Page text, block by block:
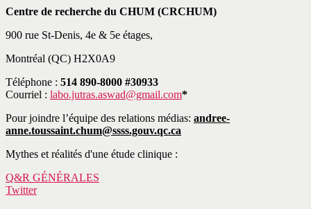
Centre de recherche du CHUM (CRCHUM)
900 rue St-Denis, 4e & 5e étages,
Montréal (QC) H2X0A9
Téléphone : 514 890-8000 #30933
Courriel : labo.jutras.aswad@gmail.com*
Pour joindre l’équipe des relations médias: andree-
anne.toussaint.chum@ssss.gouv.qc.ca
Mythes et réalités d'une étude clinique :
Q&R GÉNÉRALES
Twitter